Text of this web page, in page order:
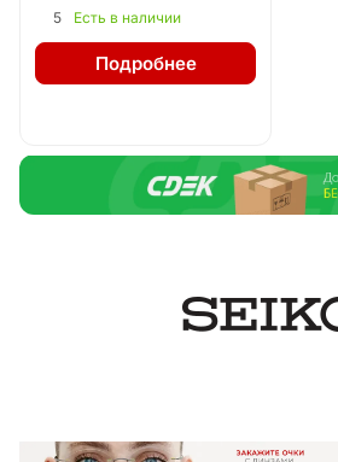
5 Есть в наличии
Подробнее